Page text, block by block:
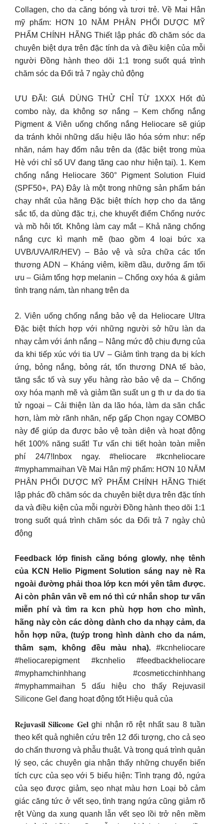
Collagen, cho da căng bóng và tươi trẻ. Về Mai Hân
mỹ phẩm: HƠN 10 NĂM PHÂN PHỐI DƯỢC MỸ
PHẨM CHÍNH HÃNG Thiết lập phác đồ chăm sóc da
chuyên biệt dựa trên đặc tính da và điều kiện của mỗi
người Đồng hành theo dõi 1:1 trong suốt quá trình
chăm sóc da Đổi trả 7 ngày chủ động
ƯU ĐÃI: GIÁ DÙNG THỬ CHỈ TỪ 1XXX Hốt đủ
combo này, da không sợ nắng – Kem chống nắng
Pigment & Viên uống chống nắng Heliocare sẽ giúp
da tránh khỏi những dấu hiệu lão hóa sớm như: nếp
nhăn, nám hay đốm nâu trên da (đặc biệt trong mùa
Hè với chỉ số UV đang tăng cao như hiện tại). 1. Kem
chống nắng Heliocare 360° Pigment Solution Fluid
(SPF50+, PA) Đây là một trong những sản phẩm bán
chạy nhất của hãng Đặc biệt thích hợp cho da tăng
sắc tố, da dùng đặc tr,ị, che khuyết điểm Chống nước
và mồ hôi tốt. Không làm cay mắt – Khả năng chống
nắng cực kì mạnh mẽ (bao gồm 4 loại bức xạ
UVB/UVA/IR/HEV) – Bảo vệ và sửa chữa các tổn
thương ADN – Kháng viêm, kiềm dầu, dưỡng ẩm tối
ưu – Giảm tổng hợp melanin – Chống oxy hóa & giảm
tình trạng nám, tàn nhang trên da
2. Viên uống chống nắng bảo vệ da Heliocare Ultra
Đặc biệt thích hợp với những người sở hữu làn da
nhạy cảm với ánh nắng – Nâng mức độ chịu đựng của
da khi tiếp xúc với tia UV – Giảm tình trạng da bị kích
ứng, bỏng nắng, bỏng rát, tổn thương DNA tế bào,
tăng sắc tố và suy yếu hàng rào bảo vệ da – Chống
oxy hóa mạnh mẽ và giảm tần suất un g th ư da do tia
tử ngoại – Cải thiện làn da lão hóa, làm da săn chắc
hơn, làm mờ rãnh nhăn, nếp gấp Chọn ngay COMBO
này để giúp da được bảo vệ toàn diện và hoạt động
hết 100% năng suất! Tư vấn chi tiết hoàn toàn miễn
phí 24/7!Inbox ngay. #heliocare #kcnheliocare
#myphammaihan Về Mai Hân mỹ phẩm: HƠN 10 NĂM
PHÂN PHỐI DƯỢC MỸ PHẨM CHÍNH HÃNG Thiết
lập phác đồ chăm sóc da chuyên biệt dựa trên đặc tính
da và điều kiện của mỗi người Đồng hành theo dõi 1:1
trong suốt quá trình chăm sóc da Đổi trả 7 ngày chủ
động
Feedback lớp finish căng bóng glowly, nhẹ tênh
của KCN Helio Pigment Solution sáng nay nè Ra
ngoài đường phải thoa lớp kcn mới yên tâm được.
Ai còn phân vân về em nó thì cứ nhắn shop tư vấn
miễn phí và tìm ra kcn phù hợp hơn cho mình,
hãng này còn các dòng dành cho da nhạy cảm, da
hỗn hợp nữa, (tuýp trong hình dành cho da nám,
thâm sạm, không đều màu nha). #kcnheliocare
#heliocarepigment #kcnhelio #feedbackheliocare
#myphamchinhhang #cosmeticchinhhang
#myphammaihan 5 dấu hiệu cho thấy Rejuvasil
Silicone Gel đang hoạt động tốt Hiệu quả của
𝐑𝐞𝐣𝐮𝐯𝐚𝐬𝐢𝐥 𝐒𝐢𝐥𝐢𝐜𝐨𝐧𝐞 𝐆𝐞𝐥 ghi nhận rõ rệt nhất sau 8 tuần
theo kết quả nghiên cứu trên 12 đối tượng, cho cả sẹo
do chấn thương và phẫu thuật. Và trong quá trình quản
lý sẹo, các chuyên gia nhận thấy những chuyển biến
tích cực của sẹo với 5 biểu hiện: Tình trạng đỏ, ngứa
của sẹo được giảm, sẹo nhạt màu hơn Loại bỏ cảm
giác căng tức ở vết sẹo, tình trạng ngứa cũng giảm rõ
rệt Vùng da xung quanh lẫn vết sẹo lồi trở nên mềm